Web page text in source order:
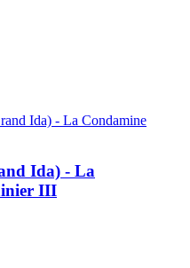
Ida) - La
III